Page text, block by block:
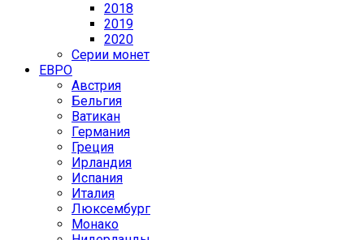
2018
2019
2020
Серии монет
ЕВРО
Австрия
Бельгия
Ватикан
Германия
Греция
Ирландия
Испания
Италия
Люксембург
Монако